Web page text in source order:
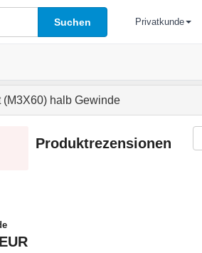
Suchen Privatkunde
halb Gewinde
Produktrezensionen